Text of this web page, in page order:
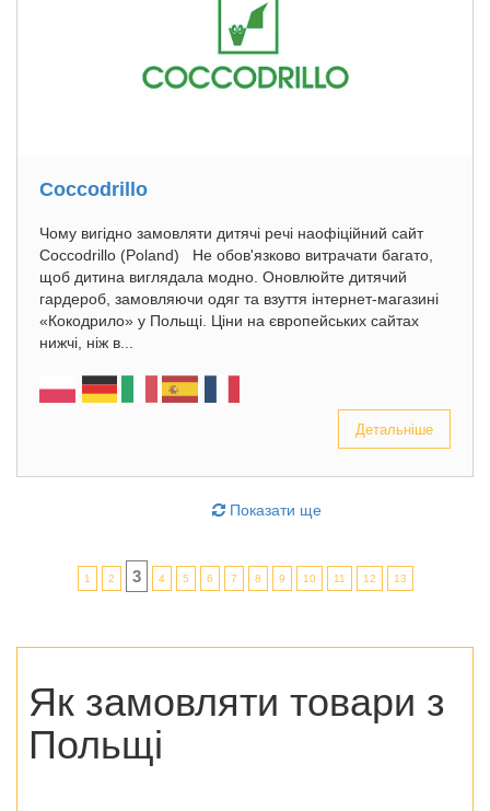
Coccodrillo
Чому вигідно замовляти дитячі речі наофіційний сайт
Coccodrillo (Poland) Не обов'язково витрачати багато,
щоб дитина виглядала модно. Оновлюйте дитячий
гардероб, замовляючи одяг та взуття інтернет-магазині
«Кокодрило» у Польщі. Ціни на європейських сайтах
нижчі, ніж в...
Детальніше
Показати ще
1 2 3 4 5 6 7 8 9 10 11 12 13
Як замовляти товари з
Польщі